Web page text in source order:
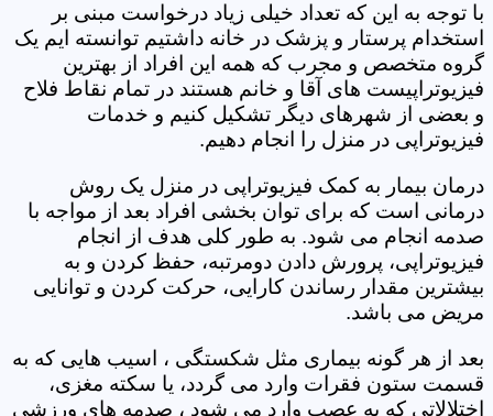
با توجه به این که تعداد خیلی زیاد درخواست مبنی بر
استخدام پرستار و پزشک در خانه داشتیم توانسته ایم یک
گروه متخصص و مجرب که همه این افراد از بهترین
فیزیوتراپیست های آقا و خانم هستند در تمام نقاط فلاح
و بعضی از شهرهای دیگر تشکیل کنیم و خدمات
فیزیوتراپی در منزل را انجام دهیم.
درمان بیمار به کمک فیزیوتراپی در منزل یک روش
درمانی است که برای توان بخشی افراد بعد از مواجه با
صدمه انجام می شود. به طور کلی هدف از انجام
فیزیوتراپی، پرورش دادن دومرتبه، حفظ کردن و به
بیشترین مقدار رساندن کارایی، حرکت کردن و توانایی
مریض می باشد.
بعد از هر گونه بیماری مثل شکستگی ، اسیب هایی که به
قسمت ستون فقرات وارد می گردد، یا سکته مغزی،
اختلالاتی که به عصب وارد می شود ، صدمه های ورزشی